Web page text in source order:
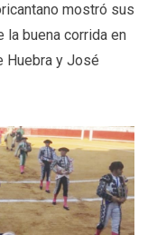
mostró sus
buena corrida en
Huebra y José